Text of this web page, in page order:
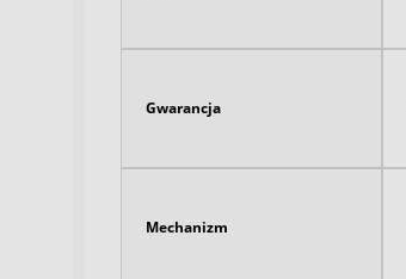
Gwarancja
Mechanizm